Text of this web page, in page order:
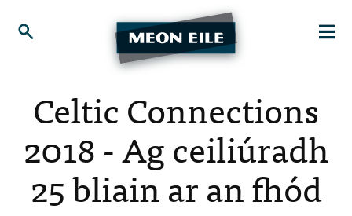
Celtic Connections
2018 - Ag ceiliúradh
25 bliain ar an fhód